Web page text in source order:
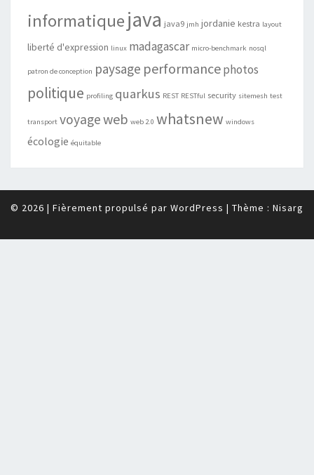
informatiquejava java9 jmh jordanie kestra layout
liberté d'expression linux madagascar micro-benchmark nosql
patron de conception paysage performancephotos
politique profiling quarkus REST RESTful security sitemesh test
transport voyageweb web 2.0 whatsnew windows
écologie équitable
© 2026 | Fièrement propulsé par WordPress | Thème : Nisarg